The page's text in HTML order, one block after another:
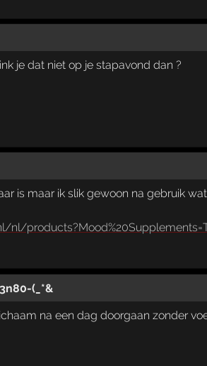
je dat niet op je stapavond dan ?
is maar ik slik gewoon na gebruik
nl/
(_*&
na een dag doorgaan zonder